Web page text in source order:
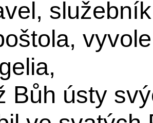
Bůh ústy